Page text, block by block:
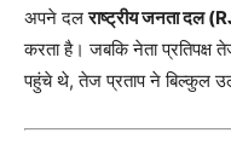
अपने दलराष्ट्रीय जनता दल
करता है। जबकि नेता प्रतिपक्ष
पहुंचे थे, तेज प्रताप ने बिल्कुल